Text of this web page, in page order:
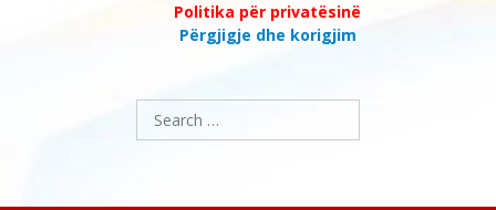
Politika për privatësinë
Përgjigje dhe korigjim
Search
for: